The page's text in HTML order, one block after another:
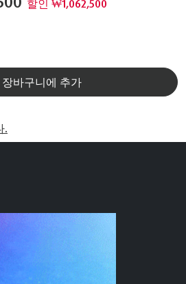
할인 ₩1,062,500
장바구니에 추가
.